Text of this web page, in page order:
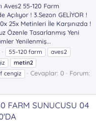
Aves2 55-120 Farm
! 3.Sezon GELİYOR !
25x Metinleri İle Karşınızda !
Özenle Tasarlanmış Yeni
Yenilenmiş...
55-120 farm
aves2
metin2
cengiz Cevaplar: 0
Forum:
FARM SUNUCUSU 04